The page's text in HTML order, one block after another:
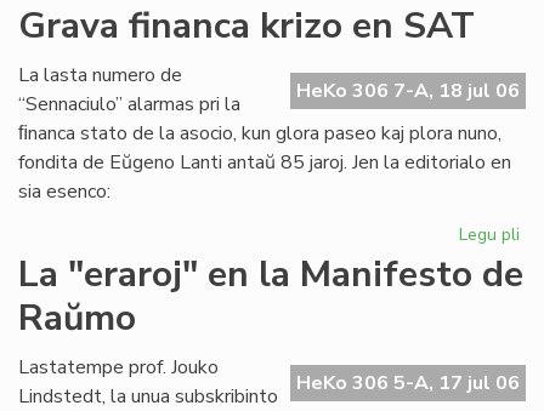
Grava financa krizo en SAT
HeKo 306 7-A, 18 jul 06
La lasta numero de
“Sennaciulo” alarmas pri la
ﬁnanca stato de la asocio, kun glora paseo kaj plora nuno,
fondita de Eŭgeno Lanti antaŭ 85 jaroj. Jen la editorialo en
sia esenco:
Legu pli
La "eraroj" en la Manifesto de
Raŭmo
HeKo 306 5-A, 17 jul 06
Lastatempe prof. Jouko
Lindstedt, la unua subskribinto